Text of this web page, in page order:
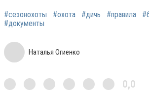
#сезонохоты #охота #дичь #правила
#документы
Наталья Огиенко
0,0